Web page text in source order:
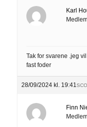
Karl
Tak for svarene .jeg
fast foder
28/09/2024 kl. 19:41
Finn